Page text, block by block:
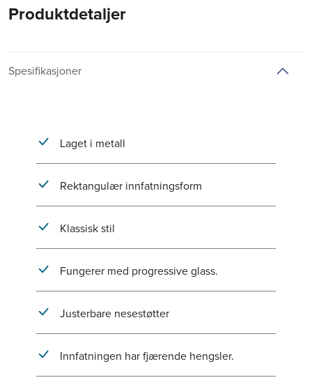
Produktdetaljer
Spesifikasjoner
Laget i metall
Rektangulær innfatningsform
Klassisk stil
Fungerer med progressive glass.
Justerbare nesestøtter
Innfatningen har fjærende hengsler.